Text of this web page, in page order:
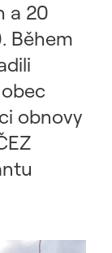
a 20
Během
obnovy